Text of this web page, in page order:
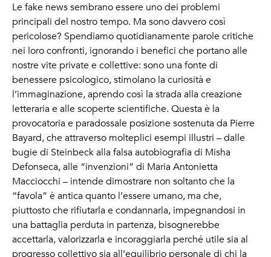
Le fake news sembrano essere uno dei problemi
principali del nostro tempo. Ma sono davvero così
pericolose? Spendiamo quotidianamente parole critiche
nei loro confronti, ignorando i benefici che portano alle
nostre vite private e collettive: sono una fonte di
benessere psicologico, stimolano la curiosità e
l’immaginazione, aprendo così la strada alla creazione
letteraria e alle scoperte scientifiche. Questa è la
provocatoria e paradossale posizione sostenuta da Pierre
Bayard, che attraverso molteplici esempi illustri – dalle
bugie di Steinbeck alla falsa autobiografia di Misha
Defonseca, alle “invenzioni” di Maria Antonietta
Macciocchi – intende dimostrare non soltanto che la
“favola” è antica quanto l’essere umano, ma che,
piuttosto che rifiutarla e condannarla, impegnandosi in
una battaglia perduta in partenza, bisognerebbe
accettarla, valorizzarla e incoraggiarla perché utile sia al
progresso collettivo sia all’equilibrio personale di chi la